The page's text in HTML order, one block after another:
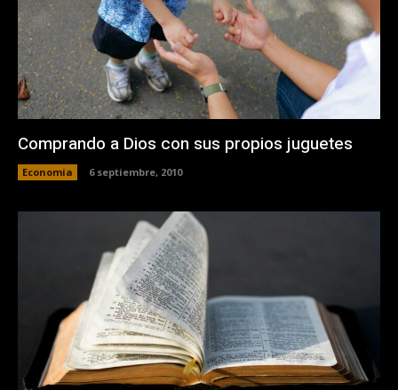
Comprando a Dios con sus propios juguetes
Economia 6 septiembre, 2010